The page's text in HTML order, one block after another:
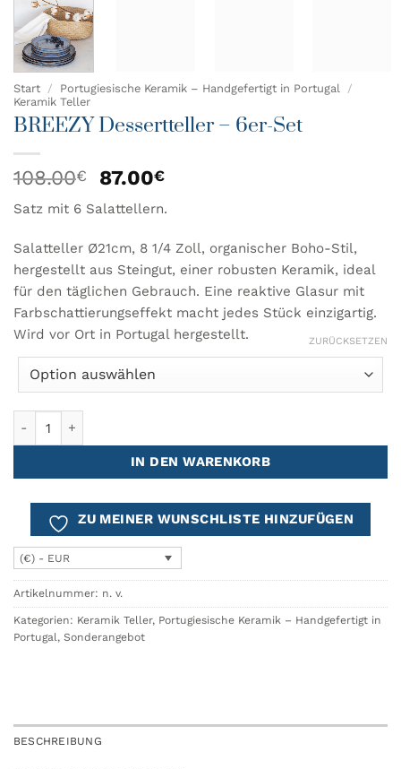
Start / Portugiesische Keramik – Handgefertigt in Portugal
/
Keramik Teller
BREEZY Dessertteller – 6er-Set
108.00€
Ursprünglicher
war:
87.00€Aktueller
ist:
Satz mit 6 Salattellern.
Salatteller Ø21cm, 8 1/4 Zoll, organischer Boho-Stil,
hergestellt aus Steingut, einer robusten Keramik, ideal
für den täglichen Gebrauch. Eine reaktive Glasur mit
Farbschattierungseffekt macht jedes Stück einzigartig.
Wird vor Ort in Portugal hergestellt.
ZURÜCKSETZEN
IN DEN WARENKORB
ZU MEINER WUNSCHLISTE HINZUFÜGEN
(€) - EUR
Artikelnummer: n. v.
Kategorien: Keramik Teller, Portugiesische Keramik – Handgefertigt in
Portugal, Sonderangebot
BESCHREIBUNG